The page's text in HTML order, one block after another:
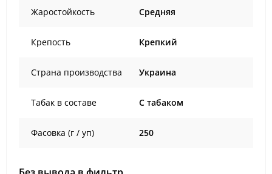
Жаростойкость Средняя
Крепость Крепкий
Страна производства Украина
Табак в составе C табаком
Фасовка (г / уп) 250